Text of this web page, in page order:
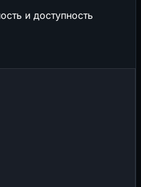
и доступность